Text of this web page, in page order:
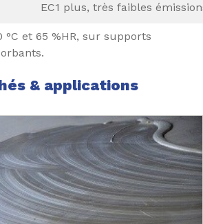
EC1 plus, très faibles
°C et 65 %HR, sur supports
& applications